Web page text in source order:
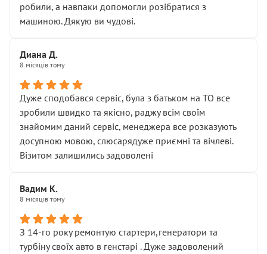
робили, а навпаки допомогли розібратися з
машиною. Дякую ви чудові.
Диана Д.
8 місяців тому
Дуже сподобався сервіс, була з батьком на ТО все
зробили швидко та якісно, раджу всім своїм
знайомим даний сервіс, менеджера все розказують
досупною мовою, слюсарядуже приємні та вічлеві.
Візитом залишились задоволені
Вадим К.
8 місяців тому
З 14-го року ремонтую стартери,генератори та
турбіну своїх авто в генстарі . Дуже задоволений